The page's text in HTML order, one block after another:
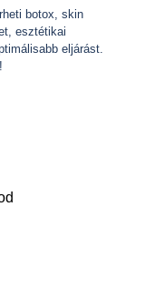
botox, skin
esztétikai
eljárást.